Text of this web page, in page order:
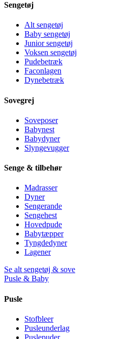
Sengetøj
Alt sengetøj
Baby sengetøj
Junior sengetøj
Voksen sengetøj
Pudebetræk
Faconlagen
Dynebetræk
Sovegrej
Soveposer
Babynest
Babydyner
Slyngevugger
Senge & tilbehør
Madrasser
Dyner
Sengerande
Sengehest
Hovedpude
Babytæpper
Tyngdedyner
Lagener
Se alt sengetøj & sove
Pusle & Baby
Pusle
Stofbleer
Pusleunderlag
Puslepuder